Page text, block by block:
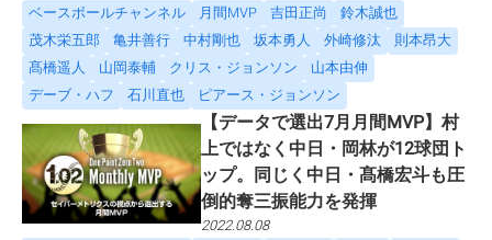
ベースボールチャンネル
月間MVP 吉田正尚
鈴木誠也
茂木栄五郎
亀井善行 中村剛也 坂本勇人 外崎修汰
則本昂大
髙橋遥人
山岡泰輔 クリス・ジョンソン
山本由伸
デーブ・ハフ
石川直也 ピアース・ジョンソン
【データで選出7月月間MVP】村
上ではなく中日・岡林が12球団ト
ップ。同じく中日・髙橋宏斗も圧
倒的奪三振能力を発揮
2022.08.08